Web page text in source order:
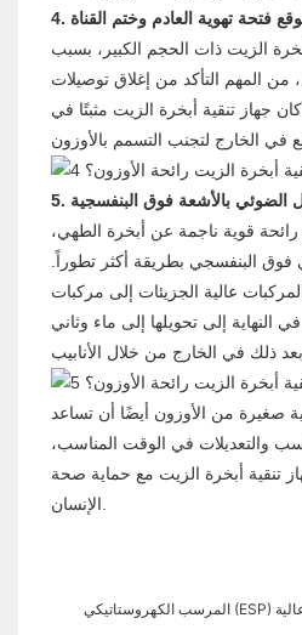
فتحة تهوية العادم وختم القناة
الزيت ذات الحجم الكبير، بسبب
من المهم التأكد من إغلاق توصيلات
جهاز تنقية أبخرة الزيت مثبتًا في
الضوئي بالأشعة فوق البنفسجية
رائحة قوية ناجمة عن أبخرة الطهي،
فوق البنفسجي بطريقة أكثر تطوراً.
عالية الجزيئات إلى مركبات
إلى تحويلها إلى ماء وثاني
صغيرة من الأوزون أيضًا أن تساعد
والتعديلات في الوقت المناسب،
تنقية أبخرة الزيت مع حماية صحة